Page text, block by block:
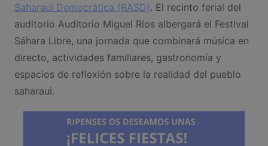
Saharaui Democrática (RASD). El recinto ferial del
auditorio Auditorio Miguel Ríos albergará el Festival
Sáhara Libre, una jornada que combinará música en
directo, actividades familiares, gastronomía y
espacios de reflexión sobre la realidad del pueblo
saharaui.